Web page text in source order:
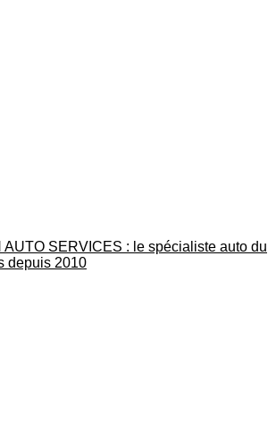
AUTO SERVICES : le spécialiste auto du
depuis 2010